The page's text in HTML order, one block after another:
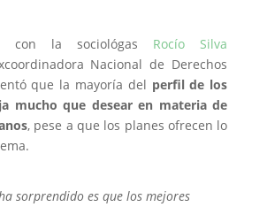
con la sociológas Rocío Silva
Nacional de Derechos
que la mayoría del perfil de los
mucho que desear en materia de
, pese a que los planes ofrecen lo
sorprendido es que los mejores